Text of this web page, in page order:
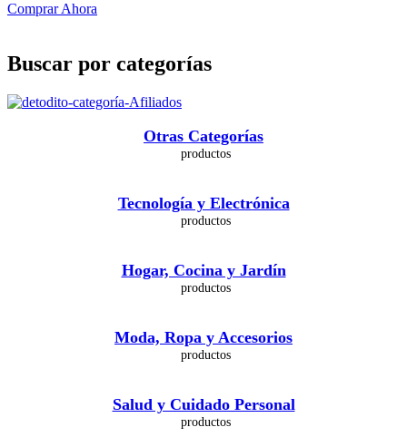
Comprar Ahora
Buscar por categorías
Otras Categorías
Tecnología y Electrónica
Hogar, Cocina y Jardín
Moda, Ropa y Accesorios
Salud y Cuidado Personal